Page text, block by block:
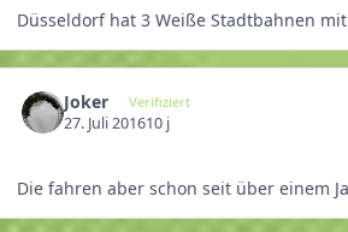
Düsseldorf hat 3 Weiße Stadtbahnen
Joker Verifiziert
27. Juli 201610 j
Die fahren aber schon seit über einem